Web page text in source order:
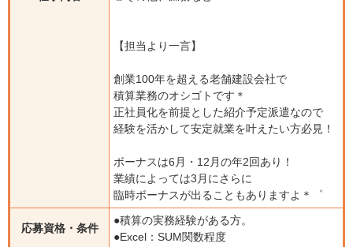
【担当より一言】
創業100年を超える老舗建設会社で
積算業務のオシゴトです＊
正社員化を前提とした紹介予定派遣なので
経験を活かして安定就業を叶えたい方必見！
ボーナスは6月・12月の年2回あり！
業績によっては3月にさらに
臨時ボーナスが出ることもありますよ＊゜
応募資格・条件
●積算の実務経験がある方。
●Excel：SUM関数程度